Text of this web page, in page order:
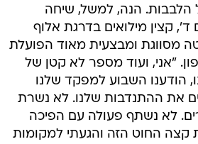
הלבבות. הנה, למשל, שיחה
קצין מילואים בדרגת אלוף
מסווגת ומבצעית מאוד הפועלת
"אני, ועוד מספר לא קטן של
הודענו השבוע למפקד שלנו
את ההתנדבות שלנו. לא נשרת
לא נשתף פעולה עם הפיכה
קצה החוט הזה והגעתי למקומות